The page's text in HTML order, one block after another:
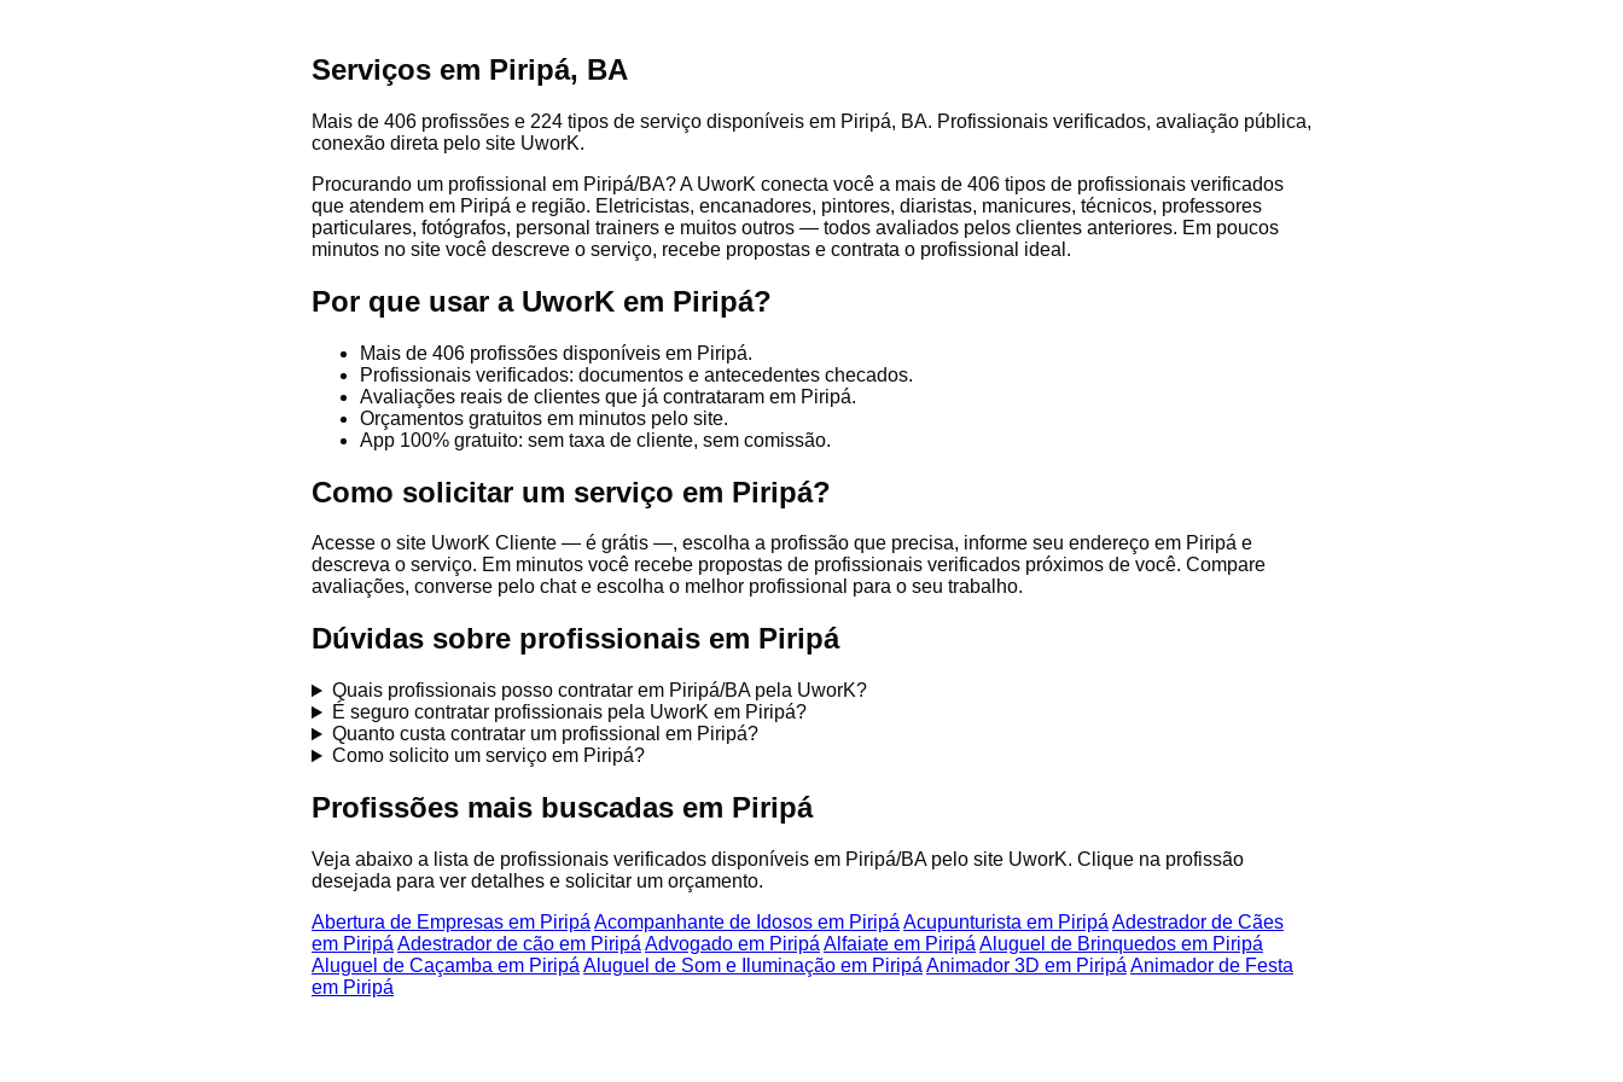
Serviços em Piripá, BA
Mais de 406 profissões e 224 tipos de serviço disponíveis em Piripá, BA. Profissionais verificados, avaliação pública,
conexão direta pelo site UworK.
Procurando um profissional em Piripá/BA? A UworK conecta você a mais de 406 tipos de profissionais verificados
que atendem em Piripá e região. Eletricistas, encanadores, pintores, diaristas, manicures, técnicos, professores
particulares, fotógrafos, personal trainers e muitos outros — todos avaliados pelos clientes anteriores. Em poucos
minutos no site você descreve o serviço, recebe propostas e contrata o profissional ideal.
Por que usar a UworK em Piripá?
Mais de 406 profissões disponíveis em Piripá.
Profissionais verificados: documentos e antecedentes checados.
Avaliações reais de clientes que já contrataram em Piripá.
Orçamentos gratuitos em minutos pelo site.
App 100% gratuito: sem taxa de cliente, sem comissão.
Como solicitar um serviço em Piripá?
Acesse o site UworK Cliente — é grátis —, escolha a profissão que precisa, informe seu endereço em Piripá e
descreva o serviço. Em minutos você recebe propostas de profissionais verificados próximos de você. Compare
avaliações, converse pelo chat e escolha o melhor profissional para o seu trabalho.
Dúvidas sobre profissionais em Piripá
Quais profissionais posso contratar em Piripá/BA pela UworK?
É seguro contratar profissionais pela UworK em Piripá?
Quanto custa contratar um profissional em Piripá?
Como solicito um serviço em Piripá?
Profissões mais buscadas em Piripá
Veja abaixo a lista de profissionais verificados disponíveis em Piripá/BA pelo site UworK. Clique na profissão
desejada para ver detalhes e solicitar um orçamento.
Abertura de Empresas em Piripá Acompanhante de Idosos em Piripá Acupunturista em Piripá Adestrador de Cães
em Piripá Adestrador de cão em Piripá Advogado em Piripá Alfaiate em Piripá Aluguel de Brinquedos em Piripá
Aluguel de Caçamba em Piripá Aluguel de Som e Iluminação em Piripá Animador 3D em Piripá Animador de Festa
em Piripá